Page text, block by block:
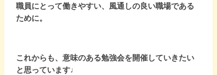
職員にとって働きやすい、風通しの良い職場である
ために。
これからも、意味のある勉強会を開催していきたい
と思っています♩